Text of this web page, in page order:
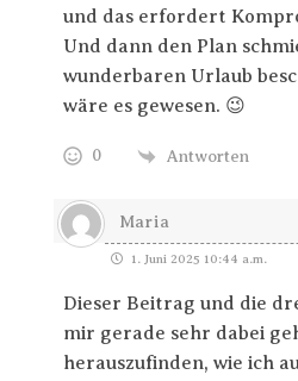
und das erfordert
Und dann den Plan
wunderbaren Urlaub
wäre es gewesen. 😉
0 Antworten
Maria
1. Juni 2025 10:44 a.m.
Dieser Beitrag und die
mir gerade sehr dabei
herauszufinden, wie ich